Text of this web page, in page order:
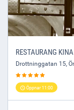
RESTAURANG
Drottninggatan 15,
Öppnar 11:00